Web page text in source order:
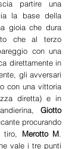
partire una
la base della
gioia che dura
che al terzo
con una
direttamente in
gli avversari
con una vittoria
diretta) e in
Giotto
procurando
tiro, Merotto M.
vale i tre punti